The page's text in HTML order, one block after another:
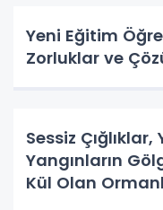
Yeni Eğitim
Zorluklar ve
Sessiz
Yangınların
Kül Olan